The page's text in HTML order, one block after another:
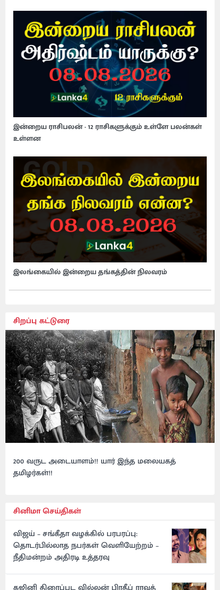
இன்றைய ராசிபலன் - 12 ராசிகளுக்கும் உள்ளே பலன்கள்
உள்ளன
இலங்கையில் இன்றைய தங்கத்தின் நிலவரம்
சிறப்பு கட்டுரை
200 வருட அடையாளம்!! யார் இந்த மலையகத்
தமிழர்கள்!!
சினிமா செய்திகள்
விஜய் – சங்கீதா வழக்கில் பரபரப்பு:
தொடர்பில்லாத நபர்கள் வெளியேற்றம் –
நீதிமன்றம் அதிரடி உத்தரவு